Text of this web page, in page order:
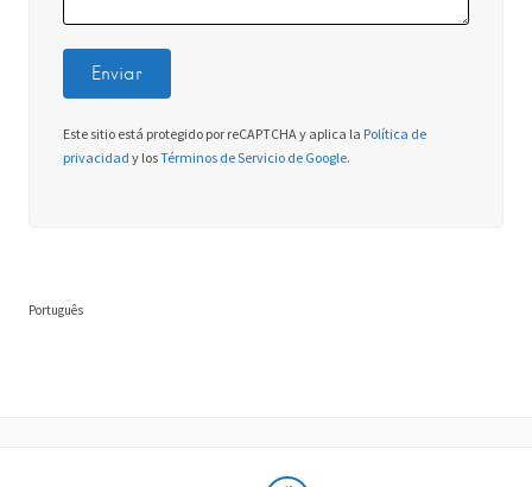
Este sitio está protegido por reCAPTCHA y aplica la Política de
privacidad y losTérminos de Servicio de Google.
Português